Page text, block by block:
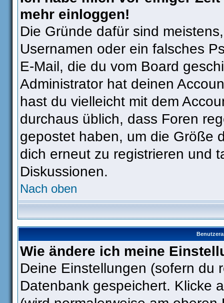
mehr einloggen!
Die Gründe dafür sind
Usernamen oder ein falsches
E-Mail, die du vom Board
Administrator hat deinen
hast du vielleicht mit dem
durchaus üblich, dass Foren
gepostet haben, um die Größe
dich erneut zu registrieren und
Diskussionen.
Nach oben
Wie ändere ich meine
Deine Einstellungen (sofern du
Datenbank gespeichert. Klicke